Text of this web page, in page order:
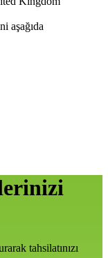
aşağıda
tahsilatınızı